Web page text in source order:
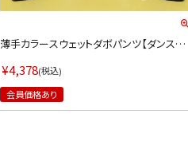
薄手カラースウェットダボパンツ【ダンス衣
ズ)(ブラック/ホワイト/イエロー/レッド/ピン
ク/ブルー)
¥4,378 税込
会員価格あり